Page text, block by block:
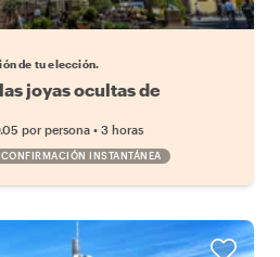
favorito
de tu elección.
joyas ocultas de
por persona • 3 horas
CONFIRMACIÓN INSTANTÁNEA